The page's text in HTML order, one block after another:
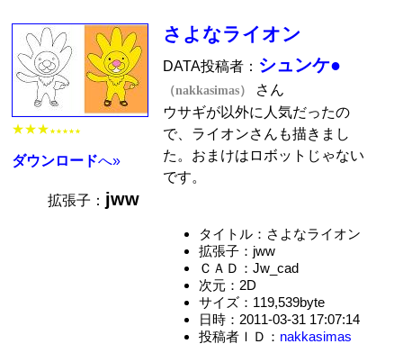
★★★ ★★★★★
ダウンロードへ»
さよなライオン
DATA投稿者： シュンケ●
（nakkasimas）
さん
ウサギが以外に人気だったの
で、ライオンさんも描きまし
た。おまけはロボットじゃない
です。
拡張子： jww
タイトル：さよなライオン
拡張子：jww
ＣＡＤ：Jw_cad
次元：2D
サイズ：119,539byte
日時：2011-03-31 17:07:14
投稿者ＩＤ： nakkasimas